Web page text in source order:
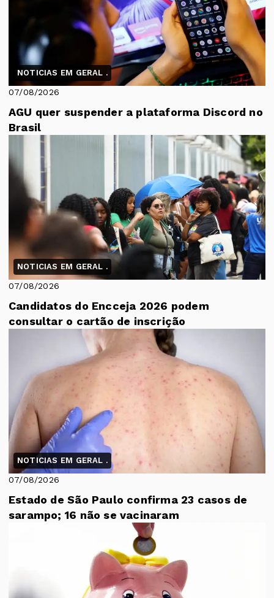
NOTICIAS EM GERAL .
07/08/2026
AGU quer suspender a plataforma Discord no
Brasil
NOTICIAS EM GERAL .
07/08/2026
Candidatos do Encceja 2026 podem
consultar o cartão de inscrição
NOTICIAS EM GERAL .
07/08/2026
Estado de São Paulo confirma 23 casos de
sarampo; 16 não se vacinaram